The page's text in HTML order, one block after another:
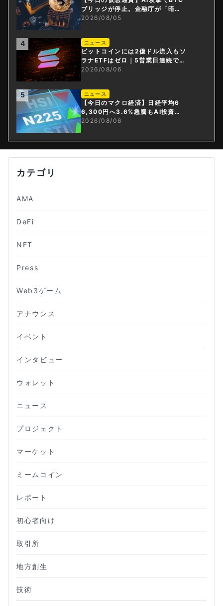
ブリッジが停止。金融庁が「暗号
資産・ステーブルコイン課」新設
2026/08/05
4 ニュース
ビットコインには2億ドル流入もソ
ラナETFはゼロ｜5営業日連続で停
止
2026/08/06
5 ニュース
【今日のマクロ経済】日経平均6
6,300円へ3.6%急騰もAI投資回
収懸念が再燃
2026/08/06
カテゴリ
AMA
DeFi
NFT
Press
Web3ゲーム
アナウンス
イベント
インタビュー
ウォレット
ニュース
プロジェクト
マーケット
ミームコイン
レポート
初心者向け
取引所
地方創生
技術